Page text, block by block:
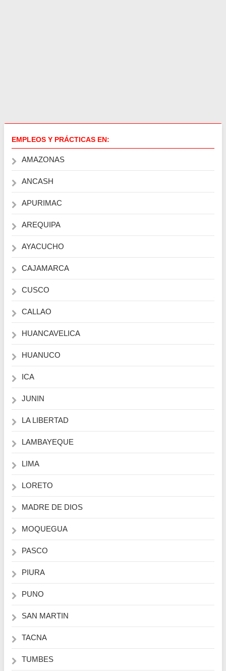
EMPLEOS Y PRÁCTICAS EN:
AMAZONAS
ANCASH
APURIMAC
AREQUIPA
AYACUCHO
CAJAMARCA
CUSCO
CALLAO
HUANCAVELICA
HUANUCO
ICA
JUNIN
LA LIBERTAD
LAMBAYEQUE
LIMA
LORETO
MADRE DE DIOS
MOQUEGUA
PASCO
PIURA
PUNO
SAN MARTIN
TACNA
TUMBES